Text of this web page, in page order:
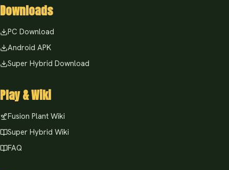
Downloads
PC Download
Android APK
Super Hybrid Download
Play & Wiki
Fusion Plant Wiki
Super Hybrid Wiki
FAQ